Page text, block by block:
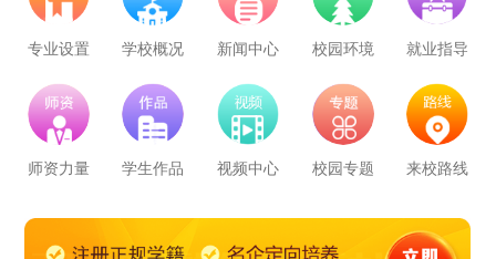
专业设置 学校概况 新闻中心 校园环境 就业指导
师资力量 学生作品 视频中心 校园专题 来校路线
学校里面的漂亮女孩子多不多呀
报名要带哪些东西
毕业以后的就业率怎么样呀
轨道交通车辆运检 50 35 技能证书+学历证书 立即预约
铁路客运服务 150 105 技能证书+学历证书 立即预约
新能源汽车技术 150 105 技能证书+学历证书 立即预约
公路施工与养护 30 21 技能证书+学历证书 立即预约
电子商务 30 21 技能证书+学历证书 立即预约
立即预约